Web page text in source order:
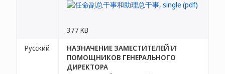
377 KB
Русский
НАЗНАЧЕНИЕ ЗАМЕСТИТЕЛЕЙ И
ПОМОЩНИКОВ ГЕНЕРАЛЬНОГО
ДИРЕКТОРА